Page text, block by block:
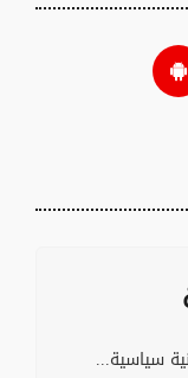
سياسية...